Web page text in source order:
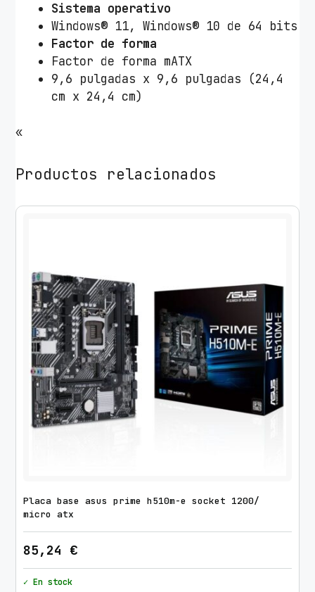
Sistema operativo
Windows® 11, Windows® 10 de 64 bits
Factor de forma
Factor de forma mATX
9,6 pulgadas x 9,6 pulgadas (24,4
cm x 24,4 cm)
«
Productos relacionados
Placa base asus prime h510m-e socket 1200/
micro atx
85,24 €
✓ En stock